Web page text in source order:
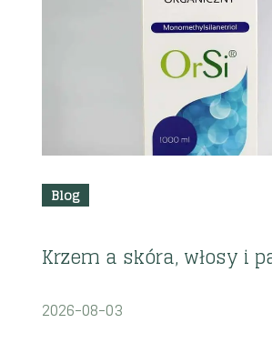
Blog
Krzem a skóra, włosy i
2026-08-03